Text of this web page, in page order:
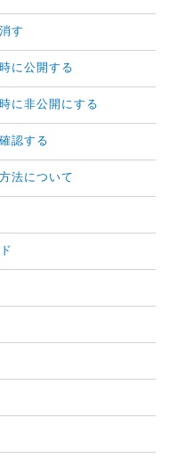
す
に公開する
に非公開にする
認する
法について